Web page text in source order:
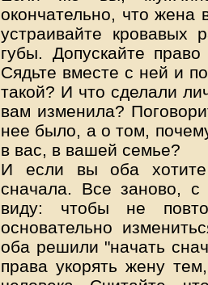
окончательно, что жена
устраивайте кровавых
губы. Допускайте
Сядьте вместе с ней и
такой? И что сделали
вам изменила?
нее было, а о том,
в вас, в вашей семье?
И если вы оба хотите
сначала. Все заново,
виду: чтобы не
основательно
оба решили "начать
права укорять жену